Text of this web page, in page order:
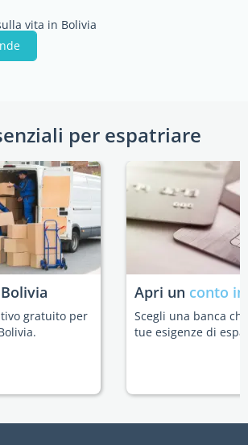
vita in Bolivia
per espatriare
gratuito per
Apri un conto
Scegli una banca
tue esigenze di